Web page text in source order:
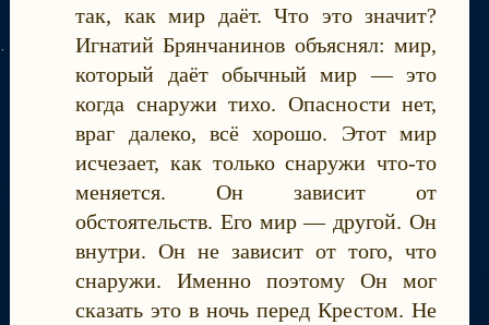
так, как мир даёт. Что это значит?
Игнатий Брянчанинов объяснял: мир,
который даёт обычный мир — это
когда снаружи тихо. Опасности нет,
враг далеко, всё хорошо. Этот мир
исчезает, как только снаружи что-то
меняется. Он зависит от
обстоятельств. Его мир — другой. Он
внутри. Он не зависит от того, что
снаружи. Именно поэтому Он мог
сказать это в ночь перед Крестом. Не